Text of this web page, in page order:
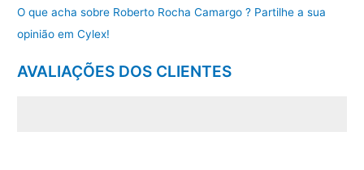
O que acha sobre Roberto Rocha Camargo ? Partilhe a sua
opinião em Cylex!
AVALIAÇÕES DOS CLIENTES